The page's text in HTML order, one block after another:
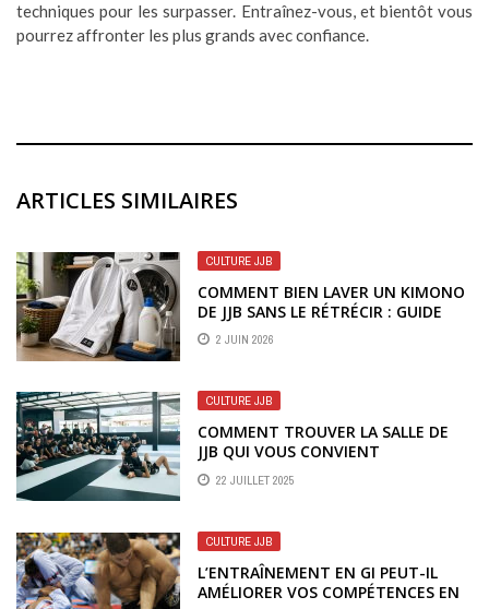
techniques pour les surpasser. Entraînez-vous, et bientôt vous
pourrez affronter les plus grands avec confiance.
ARTICLES SIMILAIRES
CULTURE JJB
COMMENT BIEN LAVER UN KIMONO
DE JJB SANS LE RÉTRÉCIR : GUIDE
COMPLET
2 JUIN 2026
CULTURE JJB
COMMENT TROUVER LA SALLE DE
JJB QUI VOUS CONVIENT
22 JUILLET 2025
CULTURE JJB
L’ENTRAÎNEMENT EN GI PEUT-IL
AMÉLIORER VOS COMPÉTENCES EN